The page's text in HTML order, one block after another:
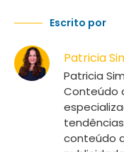
Escrito por
Patricia
Patricia
Conteúdo
conteúdo